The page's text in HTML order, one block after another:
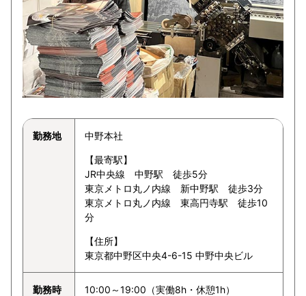
勤務地 中野本社
【最寄駅】
JR中央線 中野駅 徒歩5分
東京メトロ丸ノ内線 新中野駅 徒歩3分
東京メトロ丸ノ内線 東高円寺駅 徒歩10
分
【住所】
東京都中野区中央4-6-15 中野中央ビル
勤務時
10:00～19:00（実働8h・休憩1h）